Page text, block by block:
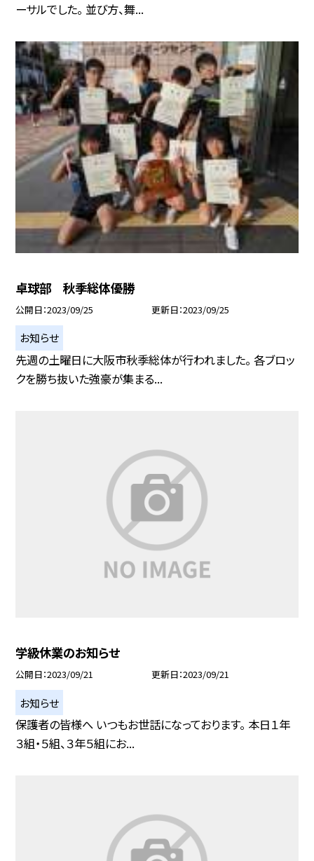
ーサルでした。 並び方、舞...
卓球部 秋季総体優勝
公開日 2023/09/25 更新日 2023/09/25
お知らせ
先週の土曜日に大阪市秋季総体が行われました。 各ブロッ
クを勝ち抜いた強豪が集まる...
学級休業のお知らせ
公開日 2023/09/21 更新日 2023/09/21
お知らせ
保護者の皆様へ いつもお世話になっております。 本日１年
３組・５組、３年５組にお...